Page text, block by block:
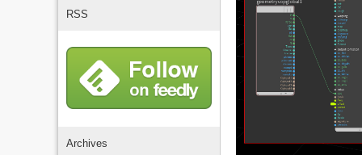
RSS
Archives